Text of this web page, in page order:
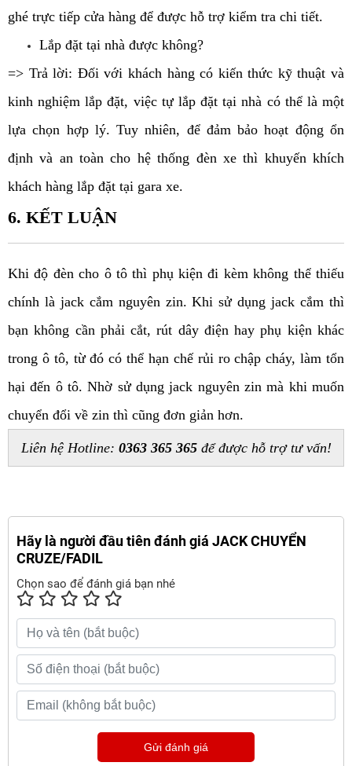
ghé trực tiếp cửa hàng để được hỗ trợ kiểm tra chi tiết.
Lắp đặt tại nhà được không?
=> Trả lời: Đối với khách hàng có kiến thức kỹ thuật và
kinh nghiệm lắp đặt, việc tự lắp đặt tại nhà có thể là một
lựa chọn hợp lý. Tuy nhiên, để đảm bảo hoạt động ổn
định và an toàn cho hệ thống đèn xe thì khuyến khích
khách hàng lắp đặt tại gara xe.
6. KẾT LUẬN
Khi độ đèn cho ô tô thì phụ kiện đi kèm không thể thiếu
chính là jack cắm nguyên zin. Khi sử dụng jack cắm thì
bạn không cần phải cắt, rút dây điện hay phụ kiện khác
trong ô tô, từ đó có thể hạn chế rủi ro chập cháy, làm tổn
hại đến ô tô. Nhờ sử dụng jack nguyên zin mà khi muốn
chuyển đổi về zin thì cũng đơn giản hơn.
Liên hệ Hotline: 0363 365 365 để được hỗ trợ tư vấn!
Hãy là người đầu tiên đánh giá JACK CHUYỂN
CRUZE/FADIL
Chọn sao để đánh giá bạn nhé
Gửi đánh giá